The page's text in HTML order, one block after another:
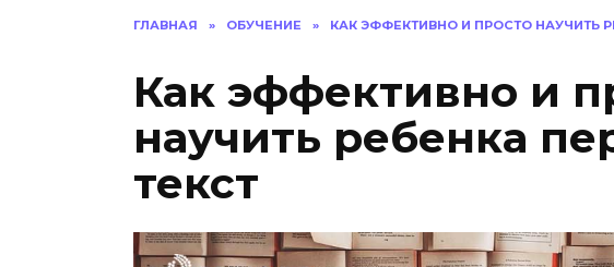
ГЛАВНАЯ » ОБУЧЕНИЕ » КАК ЭФФЕКТИВНО И ПРОСТО НАУЧИТЬ
Как эффективно и
научить ребенка
текст